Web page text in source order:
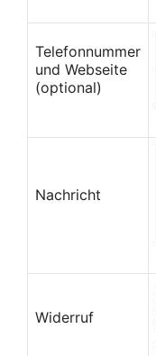
Telefonnummer
und Webseite
(optional)
Nachricht
Widerruf